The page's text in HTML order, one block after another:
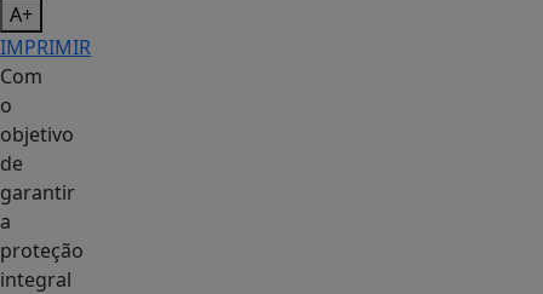
A+
IMPRIMIR
Com
o
objetivo
de
garantir
a
proteção
integral